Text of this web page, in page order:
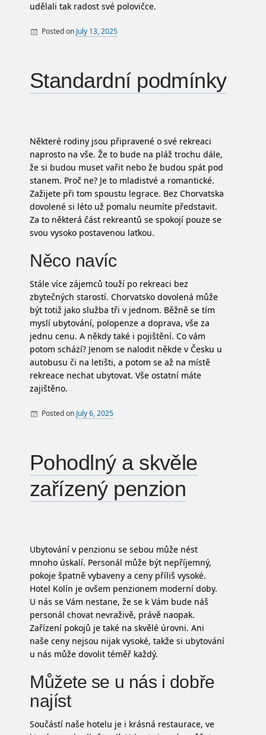
udělali tak radost své polovičce.
Posted on July 13, 2025
Standardní podmínky
Některé rodiny jsou připravené o své rekreaci
naprosto na vše. Že to bude na pláž trochu dále,
že si budou muset vařit nebo že budou spát pod
stanem. Proč ne? Je to mladistvé a romantické.
Zažijete při tom spoustu legrace. Bez Chorvatska
dovolené si léto už pomalu neumíte představit.
Za to některá část rekreantů se spokojí pouze se
svou vysoko postavenou laťkou.
Něco navíc
Stále více zájemců touží po rekreaci bez
zbytečných starostí. Chorvatsko dovolená může
být totiž jako služba tři v jednom. Běžně se tím
myslí ubytování, polopenze a doprava, vše za
jednu cenu. A někdy také i pojištění. Co vám
potom schází? Jenom se nalodit někde v Česku u
autobusu či na letišti, a potom se až na místě
rekreace nechat ubytovat. Vše ostatní máte
zajištěno.
Posted on July 6, 2025
Pohodlný a skvěle
zařízený penzion
Ubytování v penzionu se sebou může nést
mnoho úskalí. Personál může být nepříjemný,
pokoje špatně vybaveny a ceny příliš vysoké.
Hotel Kolín je ovšem penzionem moderní doby.
U nás se Vám nestane, že se k Vám bude náš
personál chovat nevraživě, právě naopak.
Zařízení pokojů je také na skvělé úrovni. Ani
naše ceny nejsou nijak vysoké, takže si ubytování
u nás může dovolit téměř každý.
Můžete se u nás i dobře
najíst
Součástí naše hotelu je i krásná restaurace, ve